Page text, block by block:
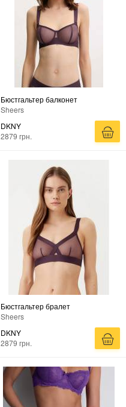
Бюстгальтер балконет
Sheers
DKNY
2879 грн.
Бюстгальтер бралет
Sheers
DKNY
2879 грн.